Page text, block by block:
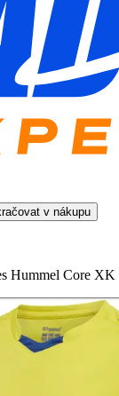
v nákupu
Hummel Core XK